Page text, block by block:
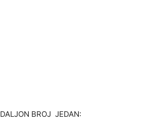
BROJ JEDAN: